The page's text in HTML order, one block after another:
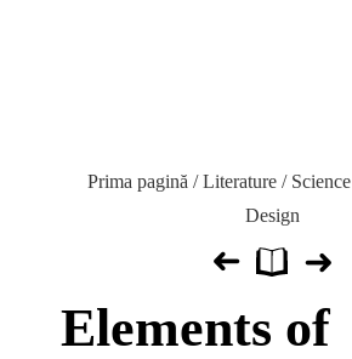
Prima pagină /Literature / Science
Design
Elements of